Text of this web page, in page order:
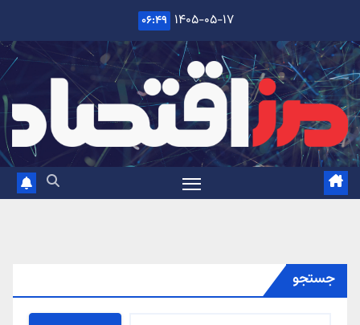
content
۱۴۰۵-۰۵-۱۷ ۰۶:۴۹
جستجو